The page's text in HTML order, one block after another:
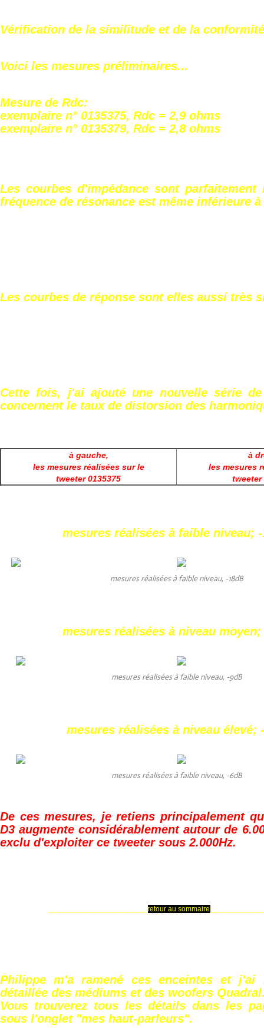
Vérification de la similitude et de la
Voici les mesures préliminaires...
Mesure de Rdc:
exemplaire n° 0135375, Rdc = 2,9 ohms
exemplaire n° 0135379, Rdc = 2,8 ohms
Les courbes d'impédance sont
fréquence de résonance est même inférieure à
Les courbes de réponse sont elles aussi très
Cette fois, j'ai ajouté une nouvelle série
concernent le taux de distorsion des
à gauche,
les mesures réalisées sur le
tweeter 0135375
à
les mesures
tweeter
mesures réalisées à faible niveau;
mesures réalisées à faible niveau, -18dB
mesures réalisées à niveau moyen;
mesures réalisées à faible niveau, -9dB
mesures réalisées à niveau élevé;
mesures réalisées à faible niveau, -6dB
De ces mesures, je retiens principalement
D3 augmente considérablement autour de
exclu d'exploiter ce tweeter sous 2.000Hz.
________________________retour au sommaire
Philippe m'a ramené ces enceintes et j'ai
détaillée des médiums et des woofers
Vous trouverez tous les détails dans les
sous l'onglet "mes haut-parleurs".